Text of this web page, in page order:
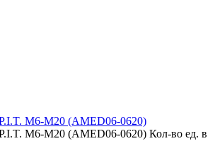
M6-M20 (AMED06-0620)
M6-M20 (AMED06-0620) Кол-во ед. в